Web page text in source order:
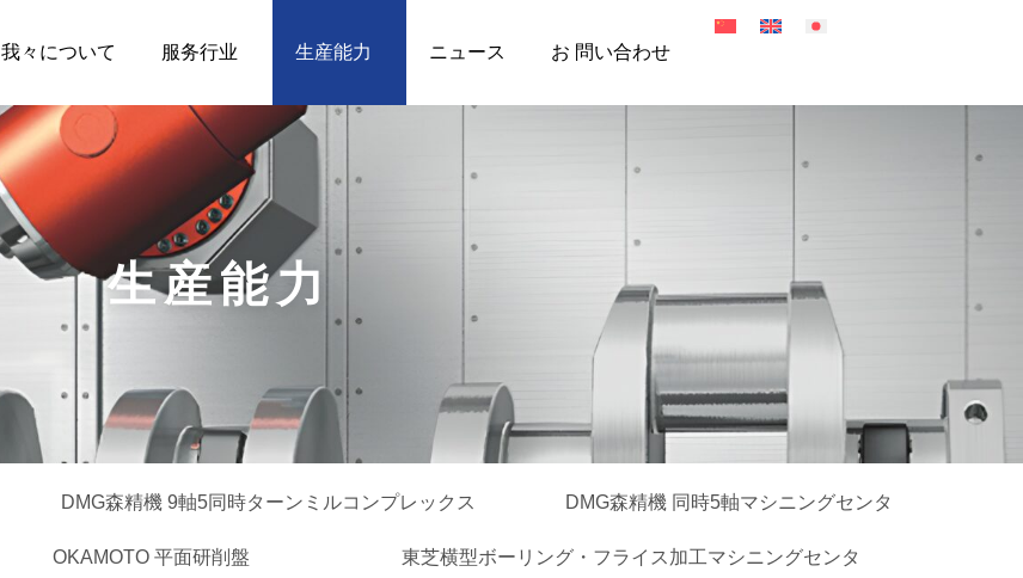
我々について 服务行业 生産能力 ニュース お 問い合わせ
生産能力
DMG森精機 9軸5同時ターンミルコンプレックス DMG森精機 同時5軸マシニングセンタ
OKAMOTO 平面研削盤 東芝横型ボーリング・フライス加工マシニングセンタ